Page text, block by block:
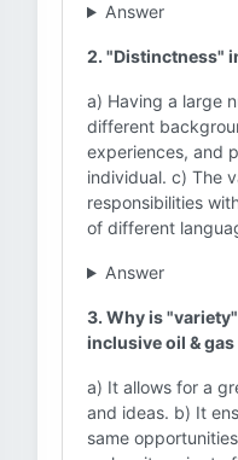
Answer
2. "Distinctness"
a) Having a large
different
experiences, and
individual. c) The
responsibilities
of different
Answer
3. Why is
inclusive oil &
a) It allows for a
and ideas. b) It
same